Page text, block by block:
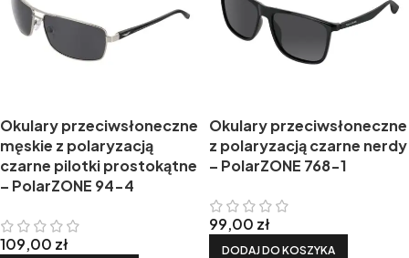
Okulary przeciwsłoneczne
męskie z polaryzacją
czarne pilotki prostokątne
– PolarZONE 94-4
109,00 zł
Okulary przeciwsłoneczne
z polaryzacją czarne nerdy
– PolarZONE 768-1
99,00 zł
DODAJ DO KOSZYKA